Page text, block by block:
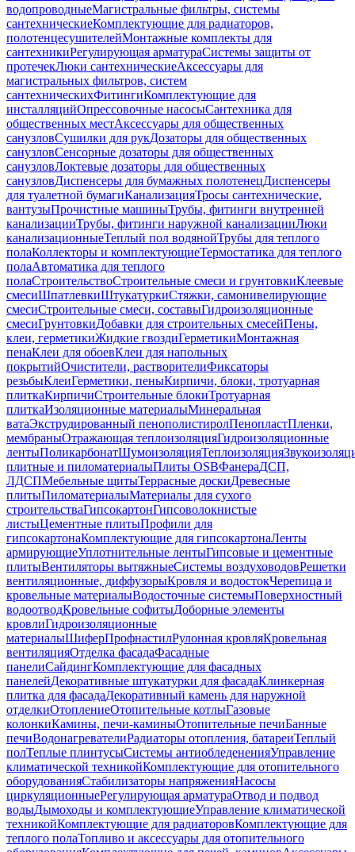
водопроводныеМагистральные фильтры, системы
сантехническиеКомплектующие для радиаторов,
полотенцесушителейМонтажные комплекты для
сантехникиРегулирующая арматураСистемы защиты от
протечекЛюки сантехническиеАксессуары для
магистральных фильтров, систем
сантехническихФитингиКомплектующие для
инсталляцийОпрессовочные насосыСантехника для
общественных местАксессуары для общественных
санузловСушилки для рукДозаторы для общественных
санузловСенсорные дозаторы для общественных
санузловЛоктевые дозаторы для общественных
санузловДиспенсеры для бумажных полотенецДиспенсеры
для туалетной бумагиКанализацияТросы сантехнические,
вантузыПрочистные машиныТрубы, фитинги внутренней
канализацииТрубы, фитинги наружной канализацииЛюки
канализационныеТеплый пол водянойТрубы для теплого
полаКоллекторы и комплектующиеТермостатика для теплого
полаАвтоматика для теплого
полаСтроительствоСтроительные смеси и грунтовкиКлеевые
смесиШпатлевкиШтукатуркиСтяжки, самонивелирующие
смесиСтроительные смеси, составыГидроизоляционные
смесиГрунтовкиДобавки для строительных смесейПены,
клеи, герметикиЖидкие гвоздиГерметикиМонтажная
пенаКлеи для обоевКлеи для напольных
покрытийОчистители, растворителиФиксаторы
резьбыКлеиГерметики, пеныКирпичи, блоки, тротуарная
плиткаКирпичиСтроительные блокиТротуарная
плиткаИзоляционные материалыМинеральная
ватаЭкструдированный пенополистиролПенопластПленки,
мембраныОтражающая теплоизоляцияГидроизоляционные
лентыПоликарбонатШумоизоляцияТеплоизоляция
плитные и пиломатериалыПлиты OSBФанераДСП,
ЛДСПМебельные щитыТеррасные доскиДревесные
плитыПиломатериалыМатериалы для сухого
строительстваГипсокартонГипсоволокнистые
листыЦементные плитыПрофили для
гипсокартонаКомплектующие для гипсокартонаЛенты
армирующиеУплотнительные лентыГипсовые и цементные
плитыВентиляторы вытяжныеСистемы воздуховодовРешетки
вентиляционные, диффузорыКровля и водостокЧерепица и
кровельные материалыВодосточные системыПоверхностный
водоотводКровельные софитыДоборные элементы
кровлиГидроизоляционные
материалыШиферПрофнастилРулонная кровляКровельная
вентиляцияОтделка фасадаФасадные
панелиСайдингКомплектующие для фасадных
панелейДекоративные штукатурки для фасадаКлинкерная
плитка для фасадаДекоративный камень для наружной
отделкиОтоплениеОтопительные котлыГазовые
колонкиКамины, печи-каминыОтопительные печиБанные
печиВодонагревателиРадиаторы отопления, батареиТеплый
полТеплые плинтусыСистемы антиобледененияУправление
климатической техникойКомплектующие для отопительного
оборудованияСтабилизаторы напряженияНасосы
циркуляционныеРегулирующая арматураОтвод и подвод
водыДымоходы и комплектующиеУправление климатической
техникойКомплектующие для радиаторовКомплектующие для
теплого полаТопливо и аксессуары для отопительного